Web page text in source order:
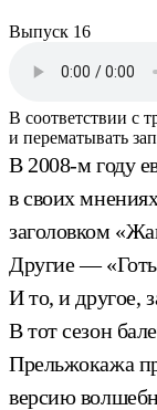
Выпуск 16
В соответствии с
и перематывать
В 2008-м году
в своих
заголовком
Другие —
И то, и другое,
В тот сезон
Прельжокажа
версию